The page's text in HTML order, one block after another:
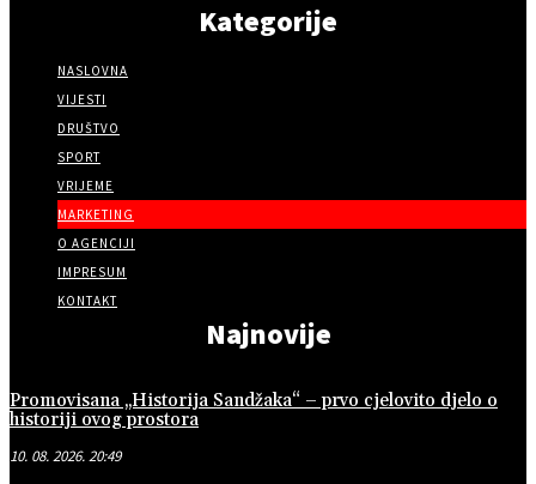
Kategorije
NASLOVNA
VIJESTI
DRUŠTVO
SPORT
VRIJEME
MARKETING
O AGENCIJI
IMPRESUM
KONTAKT
Najnovije
Promovisana „Historija Sandžaka“ – prvo cjelovito djelo o
historiji ovog prostora
10. 08. 2026. 20:49